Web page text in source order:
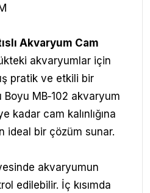
Akvaryum Cam
akvaryumlar için
pratik ve etkili bir
Boyu MB‑102 akvaryum
kadar cam kalınlığına
ideal bir çözüm sunar.
akvaryumun
edilebilir. İç kısımda